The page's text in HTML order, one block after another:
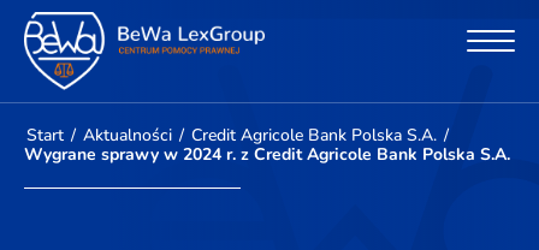
Start / Aktualności / Credit Agricole Bank Polska S.A. /
Wygrane sprawy w 2024 r. z Credit Agricole Bank Polska S.A.